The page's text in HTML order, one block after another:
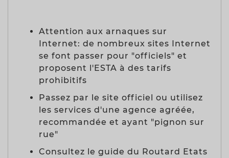
Attention aux arnaques sur
Internet: de nombreux sites Internet
se font passer pour "officiels" et
proposent l'ESTA à des tarifs
prohibitifs
Passez par le site officiel ou utilisez
les services d'une agence agréée,
recommandée et ayant "pignon sur
rue"
Consultez le guide du Routard Etats